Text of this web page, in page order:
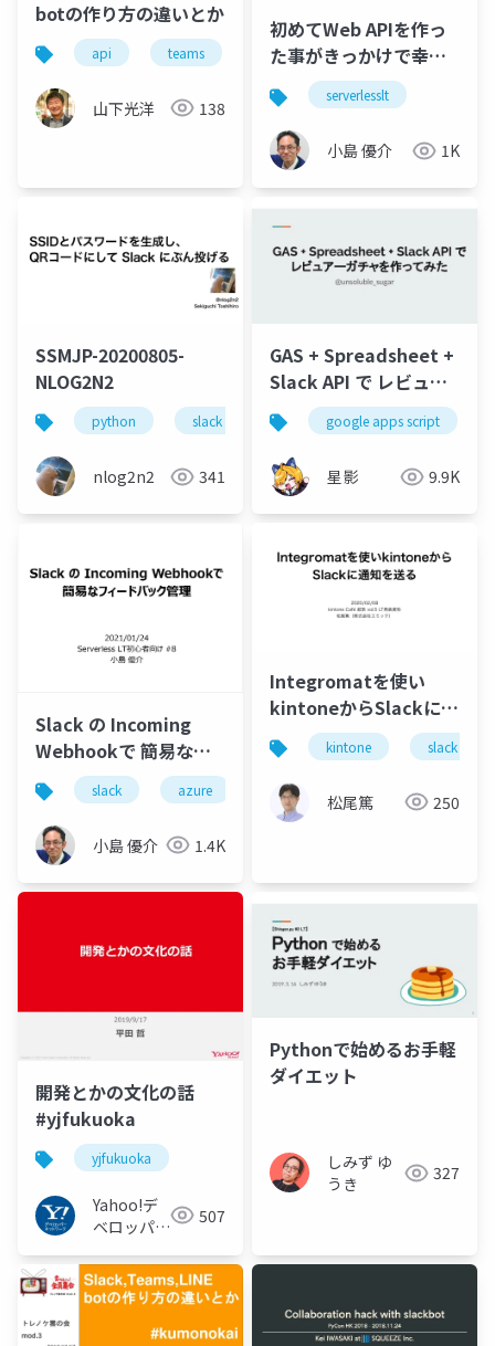
botの作り方の違いとか
api teams python line slack
山下光洋 138
初めてWeb APIを作っ
た事がきっかけで幸せ
なエンジニアライフに
serverlesslt
小島 優介 1K
SSMJP-20200805-
NLOG2N2
python slack 情シス プログラム
nlog2n2 341
GAS + Spreadsheet +
Slack API で レビュア
ーガチャを作ってみた
google apps script
星影 9.9K
Slack の Incoming
Webhookで 簡易なフ
ィードバック管理
slack azure
小島 優介 1.4K
Integromatを使い
kintoneからSlackに通
知を送るkintone slack
松尾篤 250
開発とかの文化の話
#yjfukuoka
yjfukuoka
Yahoo!デ
ベロッパー
ク
507
Pythonで始めるお手軽
ダイエット
しみず ゆ
うき
327